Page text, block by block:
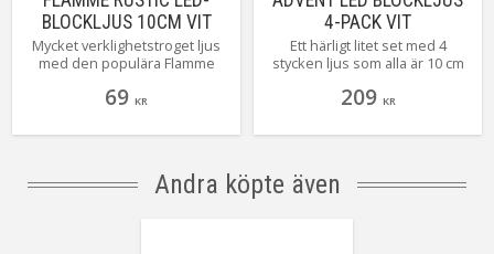
BLOCKLJUS 10CM VIT
Mycket verklighetstroget ljus
med den populära Flamme
med något grövre yta än de
flera olika höjder och färger
de färgade ljusen) Självklart
har alla ljusen inbyggd
69 KR
4-PACK VIT
Ett härligt litet set med 4
stycken ljus som alla är 10 cm
perfekt att använda till
släcker gör du enkelt med den
209 KR
Andra köpte även